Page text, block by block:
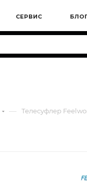
СЕРВИС
— Телесуфлер